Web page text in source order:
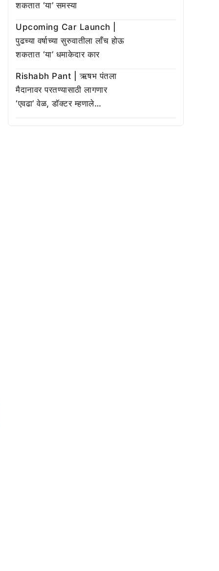
शकतात ‘या’ समस्या
Upcoming Car Launch |
पुढच्या वर्षाच्या सुरुवातीला लाँच होऊ
शकतात ‘या’ धमाकेदार कार
Rishabh Pant | ऋषभ पंतला
मैदानावर परतण्यासाठी लागणार
‘एवढा’ वेळ, डॉक्टर म्हणाले…